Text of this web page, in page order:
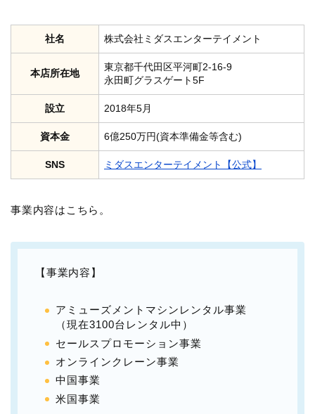
社名 株式会社ミダスエンターテイメント
本店所在地
東京都千代田区平河町2-16-9
永田町グラスゲート5F
設立 2018年5月
資本金 6億250万円(資本準備金等含む)
SNS ミダスエンターテイメント【公式】
事業内容はこちら。
【事業内容】
アミューズメントマシンレンタル事業
（現在3100台レンタル中）
セールスプロモーション事業
オンラインクレーン事業
中国事業
米国事業